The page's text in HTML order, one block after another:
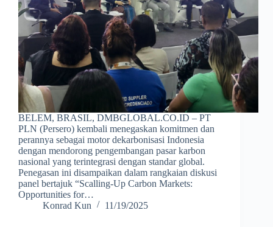
BELEM, BRASIL, DMBGLOBAL.CO.ID – PT
PLN (Persero) kembali menegaskan komitmen dan
perannya sebagai motor dekarbonisasi Indonesia
dengan mendorong pengembangan pasar karbon
nasional yang terintegrasi dengan standar global.
Penegasan ini disampaikan dalam rangkaian diskusi
panel bertajuk “Scalling-Up Carbon Markets:
Opportunities for…
Konrad Kun
11/19/2025